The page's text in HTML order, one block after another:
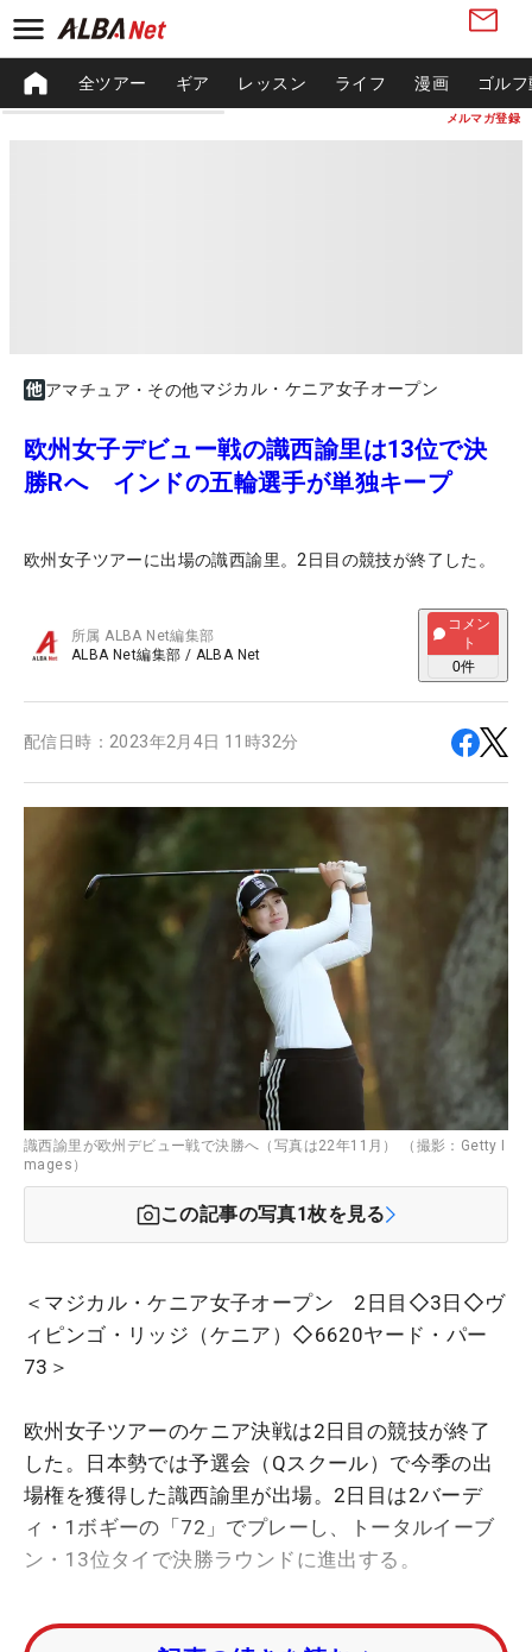
メルマガ登録
全ツアー ギア レッスン ライフ 漫画 ゴル
アマチュア・その他マジカル・ケニア女子オープン
欧州女子デビュー戦の識西諭里は13位で決
勝Rへ インドの五輪選手が単独キープ
欧州女子ツアーに出場の識西諭里。2日目の競技が終了した。
所属ALBA Net編集部
ALBA Net編集部 / ALBA Net
コメン
ト
0件
配信日時： 2023年2月4日 11時32分
識西諭里が欧州デビュー戦で決勝へ（写真は22年11月） （撮影：Getty I
mages）
この記事の写真1枚を見る
＜マジカル・ケニア女子オープン 2日目◇3日◇ヴ
ィピンゴ・リッジ（ケニア）◇6620ヤード・パー
73＞
欧州女子ツアーのケニア決戦は2日目の競技が終了
した。日本勢では予選会（Qスクール）で今季の出
場権を獲得した識西諭里が出場。2日目は2バーデ
ィ・1ボギーの「72」でプレーし、トータルイーブ
ン・13位タイで決勝ラウンドに進出する。
1番からスタートした識西は、前半3つあるパー5の